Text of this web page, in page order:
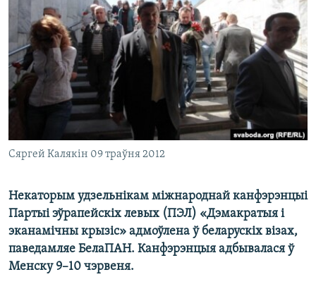
КУЛЬТУРА
КАЛЯНДАР
МОВА
НА ХВАЛЯХ СВАБОДЫ
Сяргей Калякін 09 траўня 2012
Некаторым удзельнікам міжнароднай канфэрэнцыі
Партыі эўрапейскіх левых (ПЭЛ) «Дэмакратыя і
эканамічны крызіс» адмоўлена ў беларускіх візах,
паведамляе БелаПАН. Канфэрэнцыя адбывалася ў
Менску 9–10 чэрвеня.